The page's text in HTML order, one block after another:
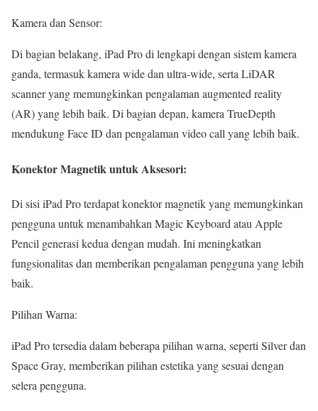
Kamera dan Sensor:
Di bagian belakang, iPad Pro di lengkapi dengan sistem kamera
ganda, termasuk kamera wide dan ultra-wide, serta LiDAR
scanner yang memungkinkan pengalaman augmented reality
(AR) yang lebih baik. Di bagian depan, kamera TrueDepth
mendukung Face ID dan pengalaman video call yang lebih baik.
Konektor Magnetik untuk Aksesori:
Di sisi iPad Pro terdapat konektor magnetik yang memungkinkan
pengguna untuk menambahkan Magic Keyboard atau Apple
Pencil generasi kedua dengan mudah. Ini meningkatkan
fungsionalitas dan memberikan pengalaman pengguna yang lebih
baik.
Pilihan Warna:
iPad Pro tersedia dalam beberapa pilihan warna, seperti Silver dan
Space Gray, memberikan pilihan estetika yang sesuai dengan
selera pengguna.